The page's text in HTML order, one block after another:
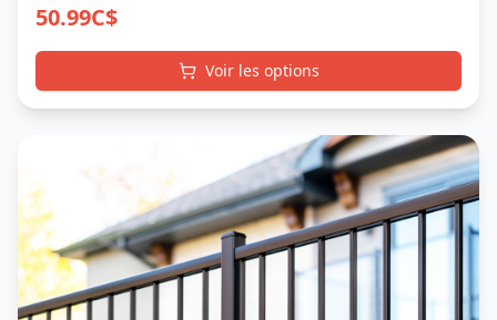
50.99C$
Voir les options